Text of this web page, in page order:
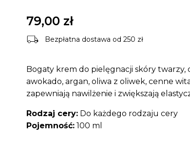
79,00 zł
Bezpłatna dostawa od 250 zł
Bogaty krem do pielęgnacji skóry twarzy,
awokado, argan, oliwa z oliwek, cenne
zapewniają nawilżenie i zwiększają
Rodzaj cery: Do każdego rodzaju cery
Pojemność: 100 ml